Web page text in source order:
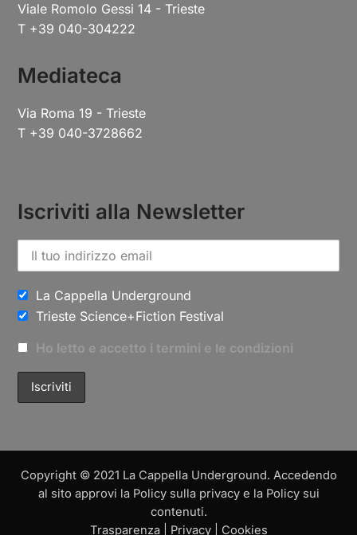
Viale Romolo Gessi 14 - Trieste
T +39 040-304222
Mediateca
Via Roma 19 - Trieste
T +39 040-3728662
Iscriviti alla Newsletter
La Cappella Underground
Trieste Science+Fiction Festival
Ho letto e accetto i termini e le condizioni
Copyright © 2021 La Cappella Underground. Accedendo
al sito approvi la Policy sulla privacy e la Policy sui
contenuti.
Trasparenza| Privacy| Cookies